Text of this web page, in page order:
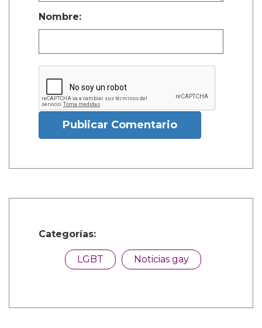
Nombre:
Publicar Comentario
Categorías:
LGBT Noticias gay